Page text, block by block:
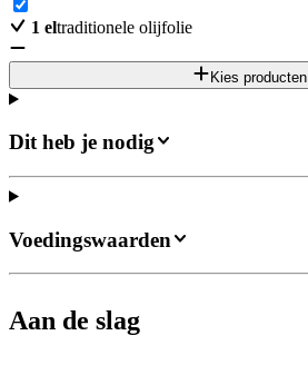
1 eltraditionele olijfolie
Kies producten
Dit heb je nodig
Aan de slag
Voedingswaarden